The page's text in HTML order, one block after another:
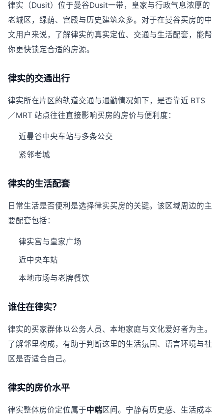
律实（Dusit）位于曼谷Dusit一带，皇家与行政气息浓厚的
老城区，绿荫、宫殿与历史建筑众多。对于在曼谷买房的中
文用户来说，了解律实的真实定位、交通与生活配套，能帮
你更快锁定合适的房源。
律实的交通出行
律实所在片区的轨道交通与通勤情况如下，是否靠近 BTS
／MRT 站点往往直接影响买房的房价与便利度：
近曼谷中央车站与多条公交
紧邻老城
律实的生活配套
日常生活是否便利是选择律实买房的关键。该区域周边的主
要配套包括：
律实宫与皇家广场
近中央车站
本地市场与老牌餐饮
谁住在律实？
律实的买家群体以公务人员、本地家庭与文化爱好者为主。
了解邻里构成，有助于判断这里的生活氛围、语言环境与社
区是否适合自己。
律实的房价水平
律实整体房价定位属于中端区间。宁静有历史感、生活成本